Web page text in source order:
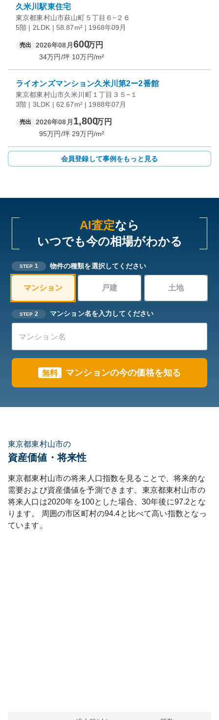
久米川駅東住宅
東京都東村山市萩山町５丁目６−２６
5階 | 2LDK | 58.87m² | 1968年09月
売出 2026年08月 600万円
34万円/坪 10万円/m²
ライオンズマンション久米川第2ー2番館
東京都東村山市久米川町１丁目３５−１
3階 | 3LDK | 62.67m² | 1988年07月
売出 2026年08月 1,800万円
95万円/坪 29万円/m²
会員登録して事例をもっと見る
AI査定なら
いつでも今の相場がわかる
STEP 1 物件の種類を選択してください
マンション 戸建 土地
STEP 2 マンション名を入力してください
無料 マンションの今の価格を知る
東京都東村山市の
資産価値・将来性
東京都東村山市の将来人口指数を見ることで、将来的な
需要および資産価値を予測できます。 東京都東村山市の
将来人口は2020年を100とした場合、30年後に97.2とな
ります。
周囲の市区町村の94.4と比べて高い指数となっ
ています。